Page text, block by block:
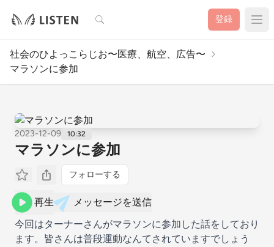
検索 登録
社会のひよっこらじお〜医療、航空、広告〜
マラソンに参加
2023-12-09 10:32
マラソンに参加
フォローする
再生
メッセージを送信
今回はターナーさんがマラソンに参加した話をしており
ます。皆さんは普段運動なんてされていますでしょう